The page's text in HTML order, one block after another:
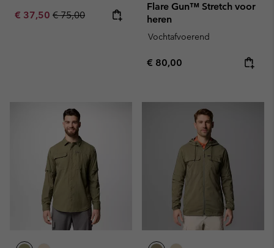
Sale price:
€ 37,50 Regular price:
€ 75,00
Flare Gun™ Stretch voor
heren
Vochtafvoerend
Regular price:
€ 80,00